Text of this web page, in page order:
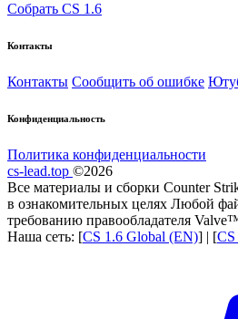
Собрать CS 1.6
Контакты
Контакты Сообщить об ошибке
Конфиденциальность
Политика конфиденциальности
cs-lead.top ©2026
Все материалы и сборки Counter
в ознакомительных целях Любой
требованию правообладателя
Наша сеть: [CS 1.6 Global (EN)] | [